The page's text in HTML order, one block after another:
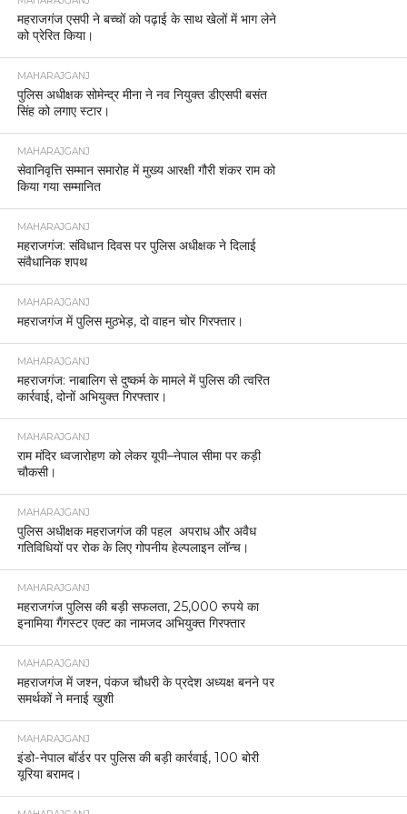
महराजगंज एसपी ने बच्चों को पढ़ाई के साथ खेलों में भाग लेने
को प्रेरित किया।
MAHARAJGANJ
पुलिस अधीक्षक सोमेन्द्र मीना ने नव नियुक्त डीएसपी बसंत
सिंह को लगाए स्टार।
MAHARAJGANJ
सेवानिवृत्ति सम्मान समारोह में मुख्य आरक्षी गौरी शंकर राम को
किया गया सम्मानित
MAHARAJGANJ
महराजगंज: संविधान दिवस पर पुलिस अधीक्षक ने दिलाई
संवैधानिक शपथ
MAHARAJGANJ
महराजगंज में पुलिस मुठभेड़, दो वाहन चोर गिरफ्तार।
MAHARAJGANJ
महराजगंज: नाबालिग से दुष्कर्म के मामले में पुलिस की त्वरित
कार्रवाई, दोनों अभियुक्त गिरफ्तार।
MAHARAJGANJ
राम मंदिर ध्वजारोहण को लेकर यूपी–नेपाल सीमा पर कड़ी
चौकसी।
MAHARAJGANJ
पुलिस अधीक्षक महराजगंज की पहल अपराध और अवैध
गतिविधियों पर रोक के लिए गोपनीय हेल्पलाइन लॉन्च।
MAHARAJGANJ
महराजगंज पुलिस की बड़ी सफलता, 25,000 रुपये का
इनामिया गैंगस्टर एक्ट का नामजद अभियुक्त गिरफ्तार
MAHARAJGANJ
महराजगंज में जश्न, पंकज चौधरी के प्रदेश अध्यक्ष बनने पर
समर्थकों ने मनाई खुशी
MAHARAJGANJ
इंडो-नेपाल बॉर्डर पर पुलिस की बड़ी कार्रवाई, 100 बोरी
यूरिया बरामद।